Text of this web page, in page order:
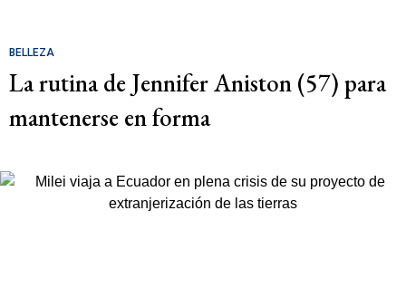
BELLEZA
La rutina de Jennifer Aniston (57) para
mantenerse en forma